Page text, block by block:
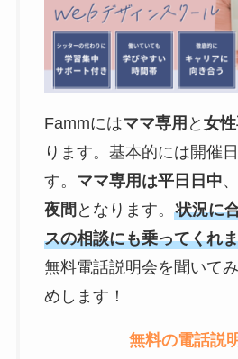
Fammにはママ専用 と 女
ります。基本的には開催
す。 ママ専用は平日日中、
夜間 となります。 状況に
スの相談にも乗ってくれ
無料電話説明会を聞いて
めします！
無料の電話説